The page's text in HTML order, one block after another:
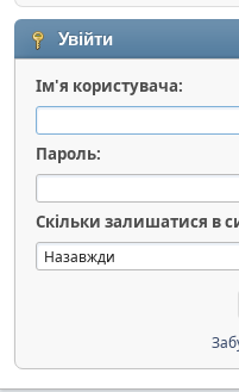
Увійти
Ім'я користувача:
Пароль:
Скільки залишатися в